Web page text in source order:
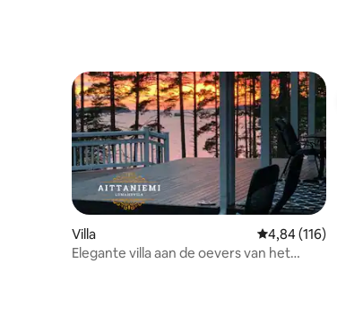
Villa Gemiddelde
4,84 (116)
Elegante villa aan de oevers van het